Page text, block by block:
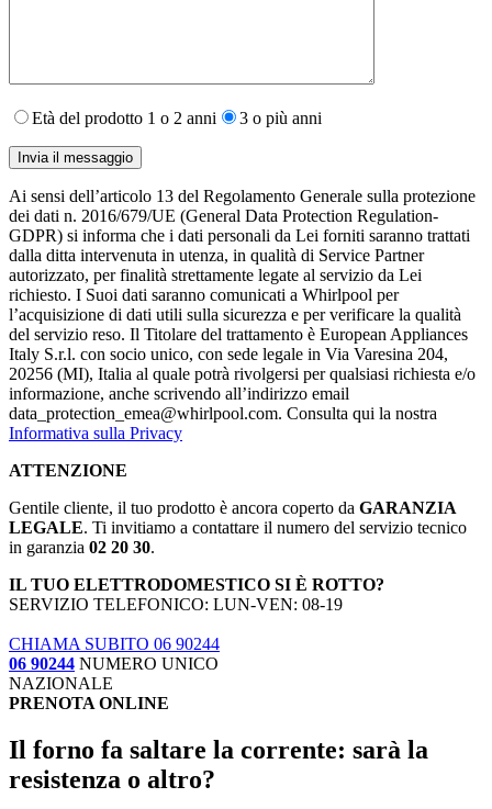
Età del prodotto 1 o 2 anni 3 o più anni
Ai sensi dell’articolo 13 del Regolamento Generale sulla protezione
dei dati n. 2016/679/UE (General Data Protection Regulation-
GDPR) si informa che i dati personali da Lei forniti saranno​ trattati
dalla ditta intervenuta in utenza,​ in qualità di Service Partner
autorizzato, per finalità strettamente legate al servizio da Lei
richiesto. I S​uoi dati saranno comunicati a Whirlpool per
l’acquisizione di dati utili sulla sicurezza e per verificare la qualità
del servizio reso. Il Titolare del trattamento è European Appliances
Italy S.r.l. con socio unico, con sede legale in Via Varesina 204,
20256 (MI), Italia al quale potrà rivolgersi per qualsiasi richiesta e/o
informazione, anche scrivendo all’indirizzo email
data_protection_emea@whirlpool.com. Consulta qui la nostra
Informativa sulla Privacy
ATTENZIONE
Gentile cliente, il tuo prodotto è ancora coperto da GARANZIA
LEGALE. Ti invitiamo a contattare il numero del servizio tecnico
in garanzia 02 20 30.
IL TUO ELETTRODOMESTICO SI È ROTTO?
SERVIZIO TELEFONICO: LUN-VEN: 08-19
CHIAMA SUBITO 06 90244
06 90244 NUMERO UNICO
NAZIONALE
PRENOTA ONLINE
Il forno fa saltare la corrente: sarà la
resistenza o altro?